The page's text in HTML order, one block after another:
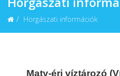
Horgászati információk
Maty-éri víztározó